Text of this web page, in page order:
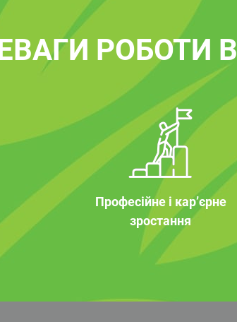
РОБОТИ В
Професійне і кар’єрне
зростання